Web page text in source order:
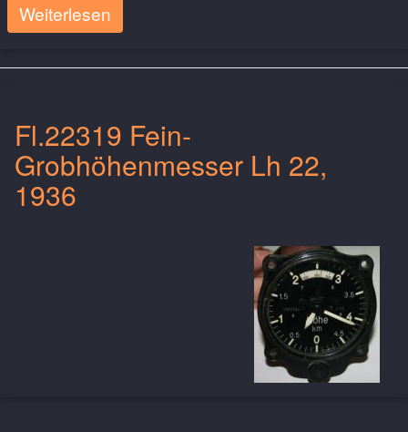
Weiterlesen
Fl.22319 Fein-
Grobhöhenmesser Lh 22,
1936